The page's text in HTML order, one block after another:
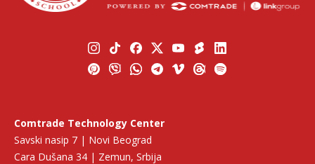
Comtrade Technology Center
Savski nasip 7 | Novi Beograd
Cara Dušana 34 | Zemun, Srbija